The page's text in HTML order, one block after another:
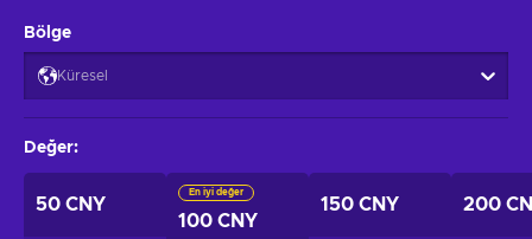
Bölge
Küresel
Değer:
50 CNY
En iyi değer
100 CNY
150 CNY 200